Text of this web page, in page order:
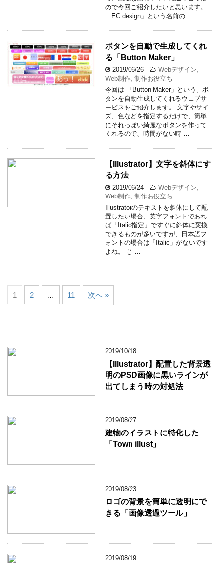
ので今回ご紹介したいと思います。
「EC design」という名前の …
ボタンを自動で生成してくれ
る「Button Maker」
2019/06/26 -Webデザイン
Web制作 制作お役立ち
今回は 「Button Maker」という、ボ
タンを自動生成してくれるウェブサ
ービスをご紹介します。 文字やサイ
ズ、色などを指定するだけで、簡単
にそれっぽい綺麗なボタンを作って
くれるので、時間がない時 …
【Illustrator】文字を斜体にす
る方法
2019/06/24 -Webデザイン
Web制作 制作お役立ち
Illustratorのテキストを斜体にして配
置したい場合、英字フォントであれ
ば「Italic指定」ですぐに斜体に変換
できるものが多いですが、日本語フ
ォントの場合は「Italic」がないです
よね。 じ …
1 2 … 11 次へ »
2019/10/18
【Illustrator】配置した背景透
明のPSD画像に黒いラインが
出てしまう時の対処法
2019/08/27
建物のイラストに特化した
「Town illust」
2019/08/23
ロゴの背景を簡単に透明にで
きる「画像透過ツール」
2019/08/19